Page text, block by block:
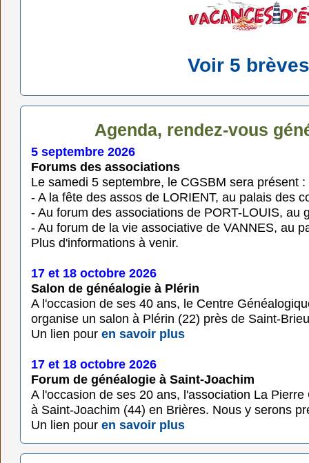
Voir 5
Agenda, rendez-vous
5 septembre 2026
Forums des associations
Le samedi 5 septembre, le CGSBM sera présent :
- A la fête des assos de LORIENT, au palais des
- Au forum des associations de PORT-LOUIS, au
- Au forum de la vie associative de VANNES, au
Plus d'informations à venir.
17 et 18 octobre 2026
Salon de généalogie à Plérin
A l'occasion de ses 40 ans, le Centre
organise un salon à Plérin (22) près de Saint-
Un lien pour en savoir plus
17 et 18 octobre 2026
Forum de généalogie à Saint-Joachim
A l'occasion de ses 20 ans, l'association La
à Saint-Joachim (44) en Brières. Nous y serons
Un lien pour en savoir plus